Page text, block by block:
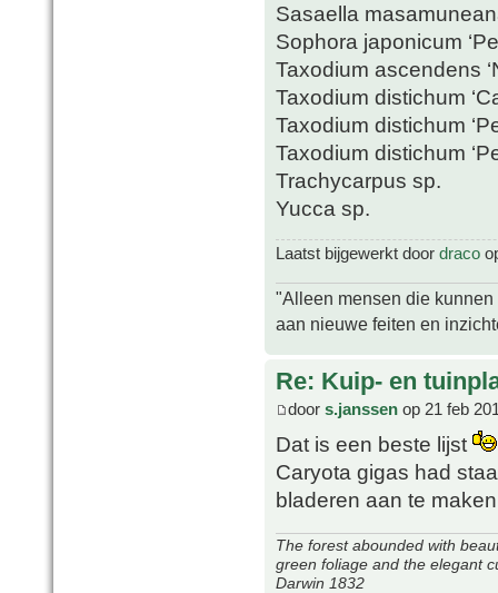
Sasaella
Sophora japonicum
Taxodium ascendens
Taxodium distichum
Taxodium distichum
Taxodium distichum
Trachycarpus sp.
Yucca sp.
Laatst bijgewerkt door draco
"Alleen mensen die
aan nieuwe feiten en
Re: Kuip- en
door s.janssen op 21 feb
Dat is een beste lijst
Caryota gigas had
bladeren aan te
The forest abounded with
green foliage and the elegant
Darwin 1832